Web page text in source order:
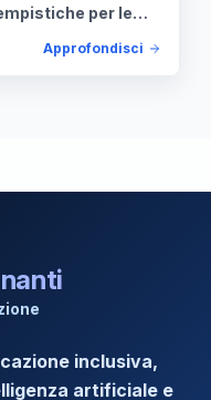
per le
Approfondisci
inclusiva,
artificiale e